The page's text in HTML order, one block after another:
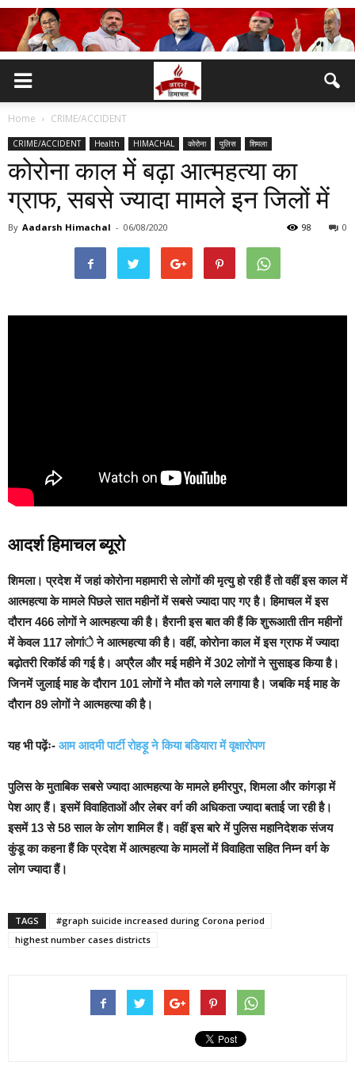
Home CRIME/ACCIDENT
CRIME/ACCIDENT Health HIMACHAL कोरोना पुलिस शिमला
कोरोना काल में बढ़ा आत्महत्या का
ग्राफ, सबसे ज्यादा मामले इन जिलों में
By Aadarsh Himachal - 06/08/2020 0
98
आदर्श हिमाचल ब्यूरो
शिमला। प्रदेश में जहां कोरोना महामारी से लोगों की मृत्यु हो रही हैं तो वहीं इस काल में
आत्महत्या के मामले पिछले सात महीनों में सबसे ज्यादा पाए गए है। हिमाचल में इस
दौरान 466 लोगों ने आत्महत्या की है। हैरानी इस बात की हैं कि शुरूआती तीन महीनों
में केवल 117 लोगांे ने आत्महत्या की है। वहीं, कोरोना काल में इस ग्राफ में ज्यादा
बढ़ोतरी रिकॉर्ड की गई है। अप्रैल और मई महीने में 302 लोगों ने सुसाइड किया है।
जिनमें जुलाई माह के दौरान 101 लोगों ने मौत को गले लगाया है। जबकि मई माह के
दौरान 89 लोगों ने आत्महत्या की है।
यह भी पढ़ेंः- आम आदमी पार्टी रोहड़ू ने किया बडियारा में वृक्षारोपण
पुलिस के मुताबिक सबसे ज्यादा आत्महत्या के मामले हमीरपुर, शिमला और कांगड़ा में
पेश आए हैं। इसमें विवाहिताओं और लेबर वर्ग की अधिकता ज्यादा बताई जा रही है।
इसमें 13 से 58 साल के लोग शामिल हैं। वहीं इस बारे में पुलिस महानिदेशक संजय
कुंडू का कहना हैं कि प्रदेश में आत्महत्या के मामलों में विवाहिता सहित निम्न वर्ग के
लोग ज्यादा हैं।
TAGS
#graph suicide increased during Corona period
highest number cases districts